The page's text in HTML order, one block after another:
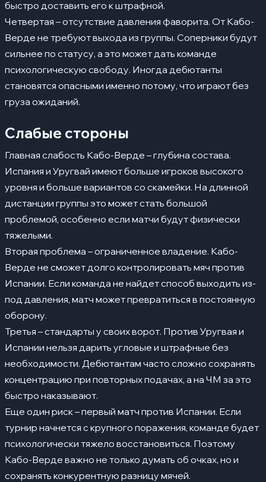
быстро доставить его к штрафной.
Четвертая – отсутствие давления фаворита. От Кабо-
Верде не требуют выхода из группы. Соперники будут
сильнее по статусу, а это может дать команде
психологическую свободу. Иногда дебютанты
становятся опасными именно потому, что играют без
груза ожиданий.
Слабые стороны
Главная слабость Кабо-Верде – глубина состава.
Испания и Уругвай имеют больше игроков высокого
уровня и больше вариантов со скамейки. На длинной
дистанции группы это может стать большой
проблемой, особенно если матчи будут физически
тяжелыми.
Вторая проблема – ограниченное владение. Кабо-
Верде не сможет долго контролировать мяч против
Испании. Если команда не найдет способ выходить из-
под давления, матч может превратиться в постоянную
оборону.
Третья – стандарты у своих ворот. Против Уругвая и
Испании нельзя дарить угловые и штрафные без
необходимости. Дебютантам часто сложно сохранять
концентрацию при повторных подачах, а на ЧМ за это
быстро наказывают.
Еще один риск – первый матч против Испании. Если
турнир начнется с крупного поражения, команде будет
психологически тяжело восстановиться. Поэтому
Кабо-Верде важно не только думать об очках, но и
сохранять конкурентную разницу мячей.